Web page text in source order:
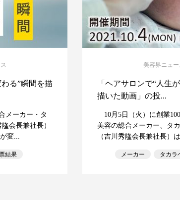
る”瞬間を描
メーカー・タ
会長兼社長）
変...
結果
美容界ニュー
「ヘアサロンで“人生
描いた動画」の投...
10月5日（火）に創業
美容の総合メーカー、タ
（吉川秀隆会長兼社長）
メーカー タカラ